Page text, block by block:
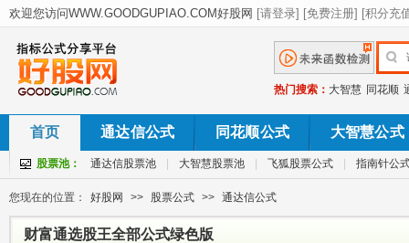
热门搜索： 大智慧 同花顺
首页 通达信公式 同花顺公式 大智慧公式
股票池： 通达信股票池 大智慧股票池 飞狐股票公式 指南针公
您现在的位置： 好股网 >> 股票公式 >> 通达信公式
财富通选股王全部公式绿色版